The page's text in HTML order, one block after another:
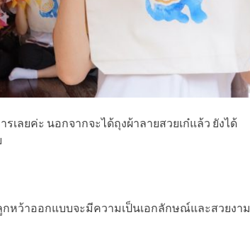
ลยค่ะ นอกจากจะได้ถุงผ้าลายสวยเก๋แล้ว ยังได้
หว้าออกแบบจะมีความเป็นเอกลักษณ์และสวยงาม